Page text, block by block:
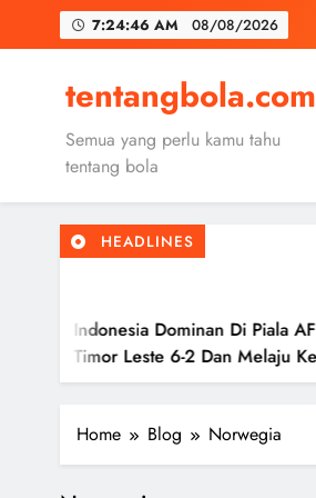
7:24:47 AM 08/08/2026
tentangbola.com
Semua yang perlu kamu tahu
tentang bola
HEADLINES
Indonesia Dominan Di Piala AFF U-19
Leste 6-2 Dan Melaju Ke
Home Blog Norwegia